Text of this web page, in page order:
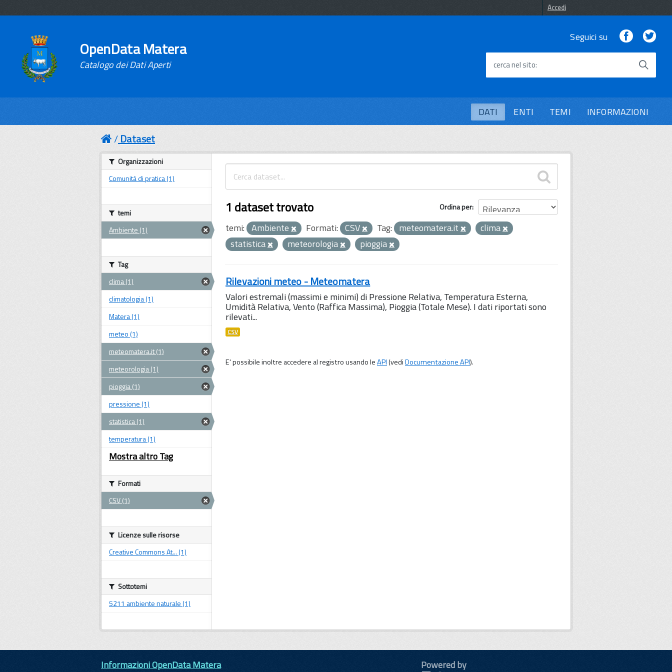
Accedi
OpenData Matera
Catalogo dei Dati Aperti
Seguici su Facebook
cerca nel sito
DATI ENTI TEMI INFORMAZIONI
Dataset
Ordina per
1 dataset trovato
temi: Ambiente Formati: CSV Tag: meteomatera.it
clima
statistica
meteorologia pioggia
Rilevazioni meteo - Meteomatera
Valori estremali (massimi e minimi) di Pressione Relativa, Temperatura Esterna,
Umidità Relativa, Vento (Raffica Massima), Pioggia (Totale Mese). I dati riportati sono
rilevati...
CSV
E' possibile inoltre accedere al registro usando leAPI(vediDocumentazione API).
Organizzazioni
Comunità di pratica (1)
temi
Ambiente (1)
Tag
clima (1)
climatologia (1)
Matera (1)
meteo (1)
meteomatera.it (1)
meteorologia (1)
pioggia (1)
pressione (1)
statistica (1)
temperatura (1)
Mostra altro Tag
Formati
CSV (1)
Licenze sulle risorse
Creative Commons At... (1)
Sottotemi
5211 ambiente naturale (1)
Informazioni OpenData Matera
Powered by